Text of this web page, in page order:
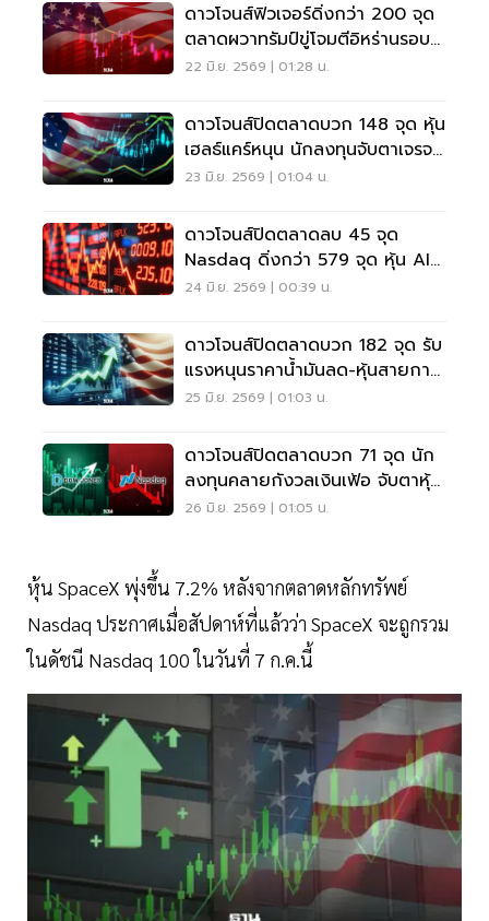
ดาวโจนส์ฟิวเจอร์ดิ่งกว่า 200 จุด
ตลาดผวาทรัมป์ขู่โจมตีอิหร่านรอบ
ใหม่
22 มิ.ย. 2569 | 01:28 น.
ดาวโจนส์ปิดตลาดบวก 148 จุด หุ้น
เฮลธ์แคร์หนุน นักลงทุนจับตาเจรจา
สหรัฐฯ-อิหร่าน
23 มิ.ย. 2569 | 01:04 น.
ดาวโจนส์ปิดตลาดลบ 45 จุด
Nasdaq ดิ่งกว่า 579 จุด หุ้น AI-
ชิปร่วงหนัก
24 มิ.ย. 2569 | 00:39 น.
ดาวโจนส์ปิดตลาดบวก 182 จุด รับ
แรงหนุนราคาน้ำมันลด-หุ้นสายการ
บินคึกคัก
25 มิ.ย. 2569 | 01:03 น.
ดาวโจนส์ปิดตลาดบวก 71 จุด นัก
ลงทุนคลายกังวลเงินเฟ้อ จับตาหุ้น
AI ยังผันผวน
26 มิ.ย. 2569 | 01:05 น.
หุ้น SpaceX พุ่งขึ้น 7.2% หลังจากตลาดหลักทรัพย์
Nasdaq ประกาศเมื่อสัปดาห์ที่แล้วว่า SpaceX จะถูกรวม
ในดัชนี Nasdaq 100 ในวันที่ 7 ก.ค.นี้